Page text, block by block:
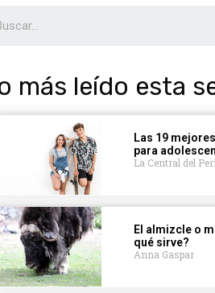
más leído esta
Las 19
para
La Central del
El almizcle o
qué sirve?
Anna Gaspar